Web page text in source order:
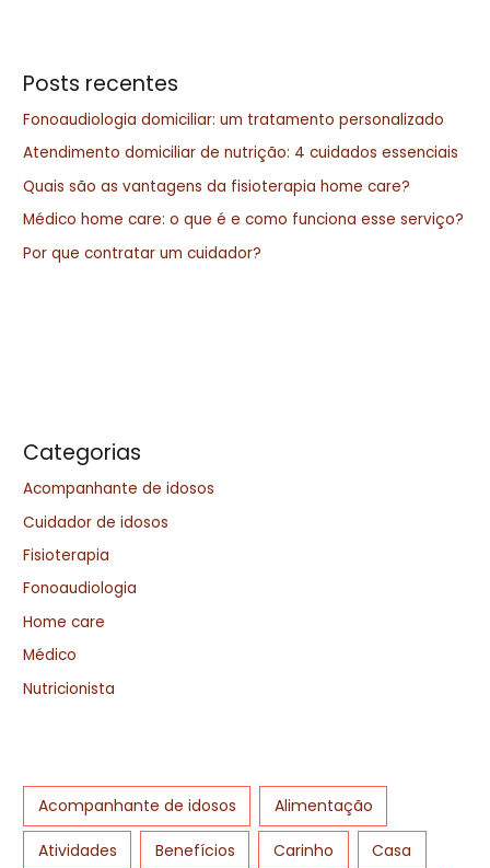
Posts recentes
Fonoaudiologia domiciliar: um tratamento personalizado
Atendimento domiciliar de nutrição: 4 cuidados essenciais
Quais são as vantagens da fisioterapia home care?
Médico home care: o que é e como funciona esse serviço?
Por que contratar um cuidador?
Categorias
Acompanhante de idosos
Cuidador de idosos
Fisioterapia
Fonoaudiologia
Home care
Médico
Nutricionista
Acompanhante de idosos Alimentação
Atividades Benefícios Carinho Casa